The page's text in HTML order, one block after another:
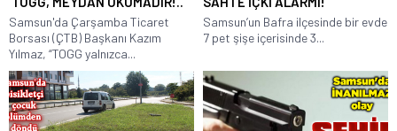
Samsun'da Çarşamba Ticaret
Borsası (ÇTB) Başkanı Kazım
Yılmaz, “TOGG yalnızca...
Samsun’un Bafra ilçesinde bir evde
7 pet şişe içerisinde 3...